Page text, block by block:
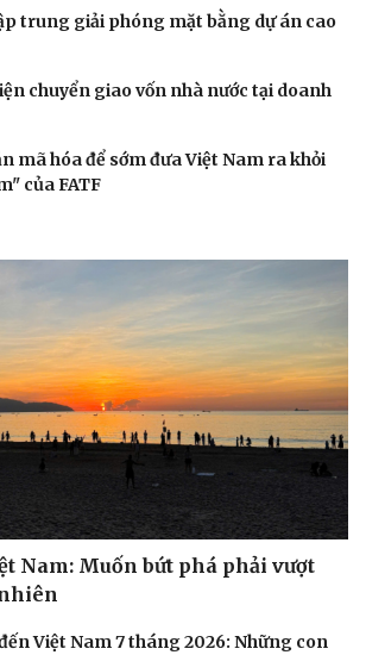
Cửa sổ tình yêu
trung giải phóng mặt bằng dự án cao
chuyển giao vốn nhà nước tại doanh
mã hóa để sớm đưa Việt Nam ra khỏi
của FATF
Nam: Muốn bứt phá phải vượt
Việt Nam 7 tháng 2026: Những con